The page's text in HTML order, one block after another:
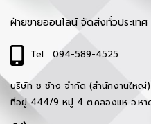
ฝ่ายขายออนไลน์ จัดส่งทั่วประเทศ
Tel : 094-589-4525
บริษัท ช ช้าง จำกัด (สำนักงานใหญ่)
ที่อยู่ 444/9 หมู่ 4 ต.คลองแห อ.หา